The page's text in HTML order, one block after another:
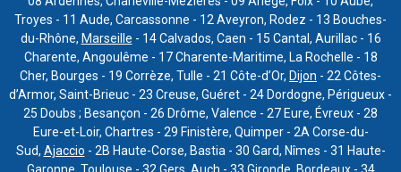
Troyes - 11 Aude, Carcassonne - 12 Aveyron, Rodez - 13 Bouches-
du-Rhône, Marseille - 14 Calvados, Caen - 15 Cantal, Aurillac - 16
Charente, Angoulême - 17 Charente-Maritime, La Rochelle - 18
Cher, Bourges - 19 Corrèze, Tulle - 21 Côte-d’Or, Dijon - 22 Côtes-
d’Armor, Saint-Brieuc - 23 Creuse, Guéret - 24 Dordogne, Périgueux -
25 Doubs ; Besançon - 26 Drôme, Valence - 27 Eure, Évreux - 28
Eure-et-Loir, Chartres - 29 Finistère, Quimper - 2A Corse-du-
Sud, Ajaccio - 2B Haute-Corse, Bastia - 30 Gard, Nîmes - 31 Haute-
Garonne, Toulouse - 32 Gers, Auch - 33 Gironde, Bordeaux- 34